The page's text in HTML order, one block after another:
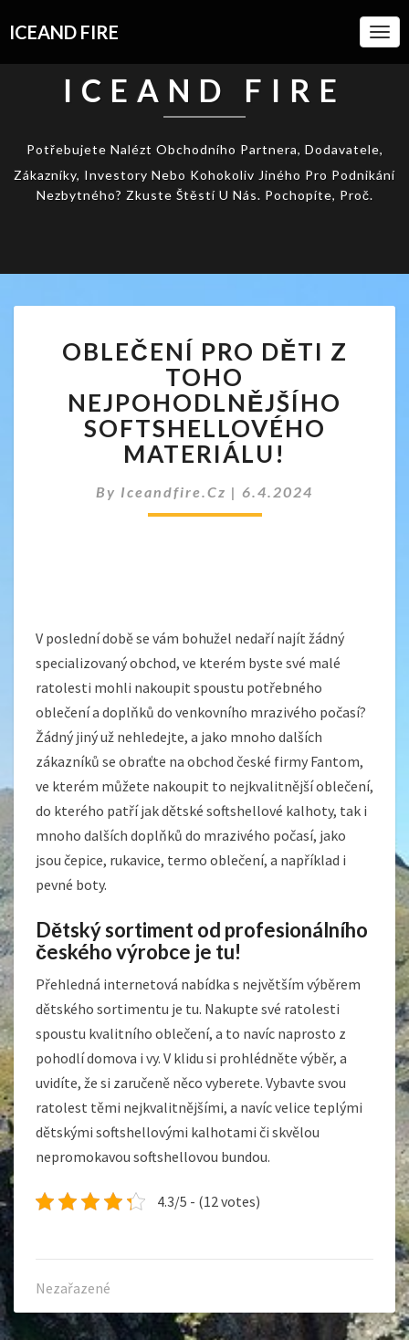
ICEAND FIRE
ICEAND FIRE
Potřebujete Nalézt Obchodního Partnera, Dodavatele,
Zákazníky, Investory Nebo Kohokoliv Jiného Pro Podnikání
Nezbytného? Zkuste Štěstí U Nás. Pochopíte, Proč.
PRO
DĚTI
Z
TOHO
NEJPOHODLNĚJŠÍHO
SOFTSHELLOVÉHO
OBLEČENÍ PRO DĚTI Z
TOHO
NEJPOHODLNĚJŠÍHO
SOFTSHELLOVÉHO
MATERIÁLU!
By Iceandfire.cz | 6.4.2024
V poslední době se vám bohužel nedaří najít žádný
specializovaný obchod, ve kterém byste své malé
ratolesti mohli nakoupit spoustu potřebného
oblečení a doplňků do venkovního mrazivého počasí?
Žádný jiný už nehledejte, a jako mnoho dalších
zákazníků se obraťte na obchod české firmy Fantom,
ve kterém můžete nakoupit to nejkvalitnější oblečení,
do kterého patří jak dětské softshellové kalhoty, tak i
mnoho dalších doplňků do mrazivého počasí, jako
jsou čepice, rukavice, termo oblečení, a například i
pevné boty.
Dětský sortiment od profesionálního
českého výrobce je tu!
Přehledná internetová nabídka s největším výběrem
dětského sortimentu je tu. Nakupte své ratolesti
spoustu kvalitního oblečení, a to navíc naprosto z
pohodlí domova i vy. V klidu si prohlédněte výběr, a
uvidíte, že si zaručeně něco vyberete. Vybavte svou
ratolest těmi nejkvalitnějšími, a navíc velice teplými
dětskými softshellovými kalhotami či skvělou
nepromokavou softshellovou bundou.
4.3/5 - (12 votes)
Nezařazené